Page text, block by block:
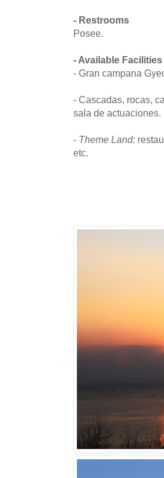
- Restrooms
Posee.
- Available Facilities
- Gran campana
- Cascadas, rocas,
sala de actuaciones.
- Theme Land:
etc.